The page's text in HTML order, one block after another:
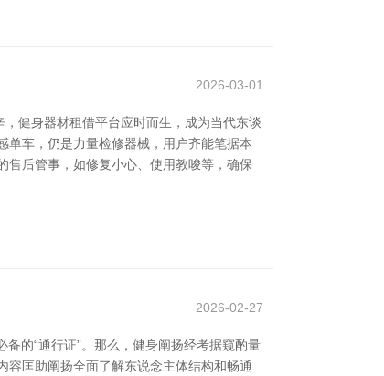
2026-03-01
健身器材租借平台应时而生，成为当代东谈
单车，仍是力量检修器械，用户齐能笔据本
售后管事，如修复小心、使用教唆等，确保
2026-02-27
的“通行证”。那么，健身阐扬经考据窥酌量
匡助阐扬全面了解东说念主体结构和畅通